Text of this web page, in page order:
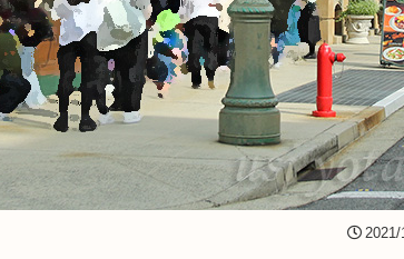
2021/